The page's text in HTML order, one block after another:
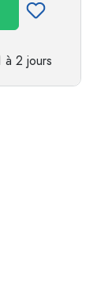
à 2 jours